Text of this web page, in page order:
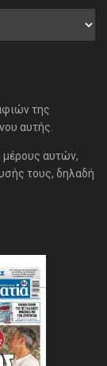
της
αυτής.
μέρους αυτών,
τους, δηλαδή